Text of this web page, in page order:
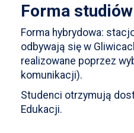
Forma studiów
Forma hybrydowa:
odbywają się w
realizowane poprzez
komunikacji).
Studenci otrzymują
Edukacji.